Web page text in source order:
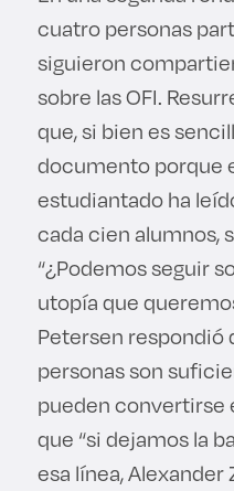
cuatro personas
siguieron
sobre las OFI.
que, si bien es
documento porque
estudiantado ha
cada cien alumnos,
“¿Podemos seguir
utopía que
Petersen respondió
personas son
pueden convertirse
que “si dejamos la
esa línea,